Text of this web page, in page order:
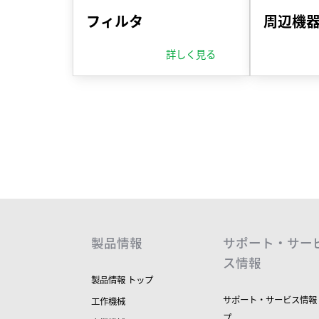
フィルタ
詳しく見る
周辺機
製品情報
製品情報 トップ
工作機械
サポート・サー
ス情報
サポート・サービス情